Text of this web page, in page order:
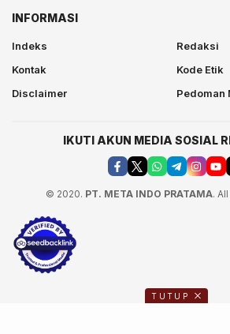
INFORMASI
Indeks
Redaksi
Kontak
Kode Etik
Disclaimer
Pedoman
IKUTI AKUN MEDIA SOSIAL
© 2020. PT. META INDO PRATAMA.
TUTUP